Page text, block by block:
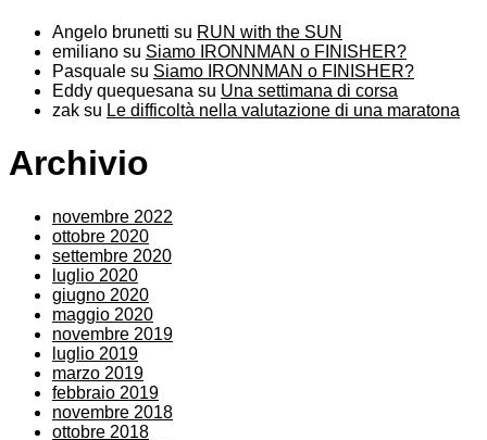
Angelo brunetti su RUN with the SUN
emiliano su Siamo IRONNMAN o FINISHER?
Pasquale su Siamo IRONNMAN o FINISHER?
Eddy quequesana su Una settimana di corsa
zak su Le difficoltà nella valutazione di una maratona
Archivio
novembre 2022
ottobre 2020
settembre 2020
luglio 2020
giugno 2020
maggio 2020
novembre 2019
luglio 2019
marzo 2019
febbraio 2019
novembre 2018
ottobre 2018